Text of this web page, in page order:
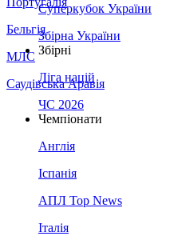
Бельгія
МЛС
Саудівська Аравія
Суперкубок України
Збірна України
Збірні
Ліга націй
ЧС 2026
Чемпіонати
Англія
Іспанія
АПЛ Top News
Італія